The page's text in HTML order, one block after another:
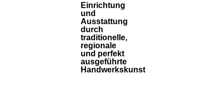
Einrichtung
und
Ausstattung
durch
traditionelle,
regionale
und perfekt
ausgeführte
Handwerkskunst